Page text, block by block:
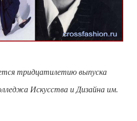
выпуска
и Дизайна им.